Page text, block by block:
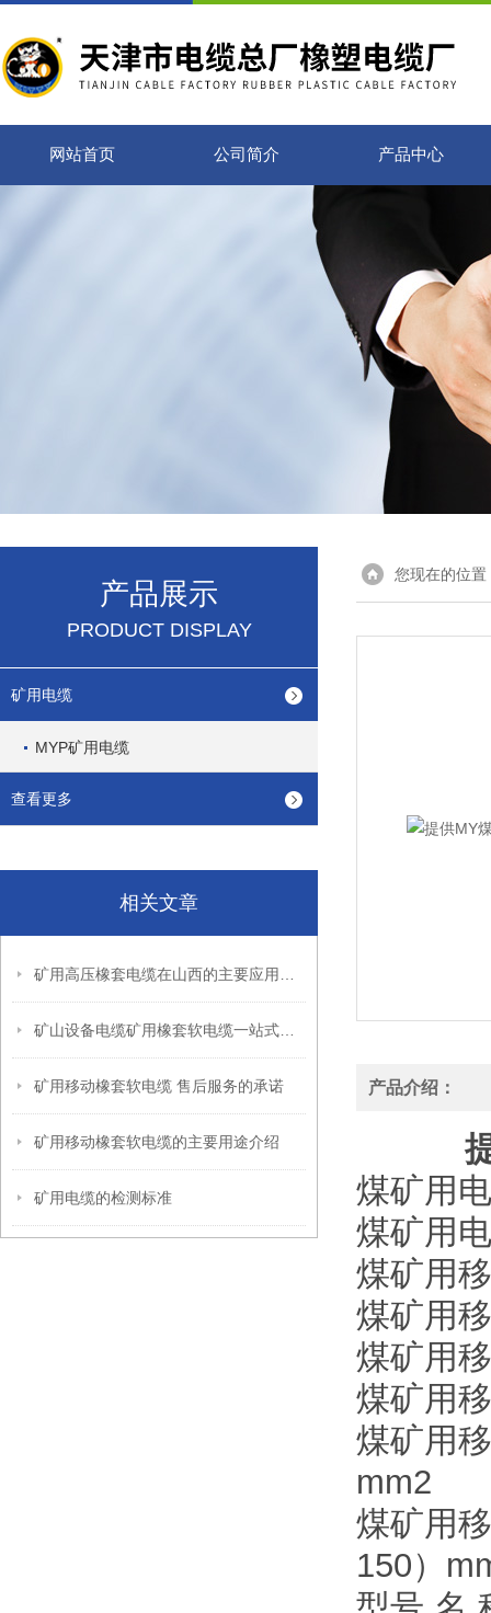
网站首页 公司简介 产品中心
产品展示
PRODUCT DISPLAY
矿用电缆
MYP矿用电缆
查看更多
相关文章
矿用移动橡套软电缆 售后服务的承诺
矿用移动橡套软电缆的主要用途介绍
矿用电缆的检测标准
您现在的位置
产品介绍：
煤矿用
煤矿用
煤矿用
煤矿用
煤矿用
煤矿用
煤矿用
mm2
煤矿用
150）